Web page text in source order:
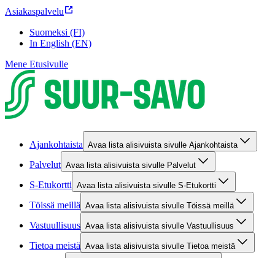
Asiakaspalvelu
Suomeksi (FI)
In English (EN)
Mene Etusivulle
Ajankohtaista Avaa lista alisivuista sivulle Ajankohtaista
Palvelut Avaa lista alisivuista sivulle Palvelut
S-Etukortti Avaa lista alisivuista sivulle S-Etukortti
Töissä meillä Avaa lista alisivuista sivulle Töissä meillä
Vastuullisuus Avaa lista alisivuista sivulle Vastuullisuus
Tietoa meistä Avaa lista alisivuista sivulle Tietoa meistä